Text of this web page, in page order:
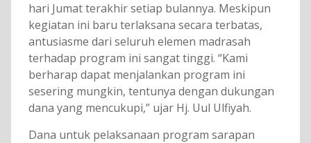
hari Jumat terakhir setiap bulannya. Meskipun
kegiatan ini baru terlaksana secara terbatas,
antusiasme dari seluruh elemen madrasah
terhadap program ini sangat tinggi. “Kami
berharap dapat menjalankan program ini
sesering mungkin, tentunya dengan dukungan
dana yang mencukupi,” ujar Hj. Uul Ulfiyah.
Dana untuk pelaksanaan program sarapan